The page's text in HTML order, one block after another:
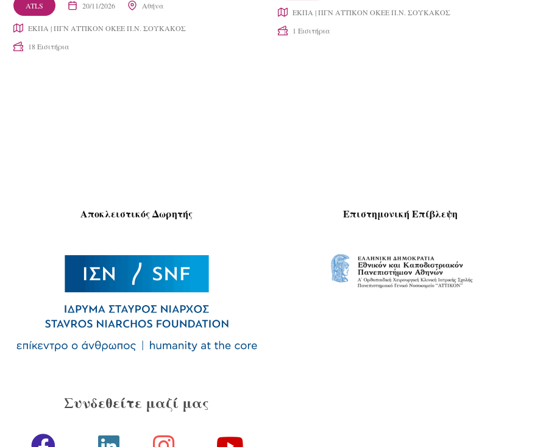
ATLS 20/11/2026 Αθήνα
ΕΚΠΑ | ΠΓΝ ΑΤΤΙΚΟΝ ΟΚΕΕ Π.Ν. ΣΟΥΚΑΚΟΣ
18 Εισιτήρια
ΕΚΠΑ | ΠΓΝ ΑΤΤΙΚΟΝ ΟΚΕΕ Π.Ν. ΣΟΥΚΑΚΟΣ
1 Εισιτήρια
Αποκλειστικός Δωρητής Επιστημονική Επίβλεψη
Συνδεθείτε μαζί μας